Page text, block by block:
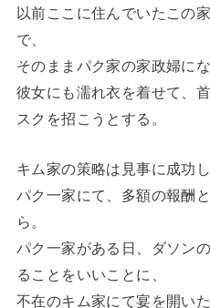
以前ここに住んでいたこの
で、
そのままパク家の家政婦に
彼女にも濡れ衣を着せて、
スクを招こうとする。
キム家の策略は見事に成功し
パク一家にて、多額の報酬
ら。
パク一家がある日、ダソン
ることをいいことに、
不在のキム家にて宴を開い